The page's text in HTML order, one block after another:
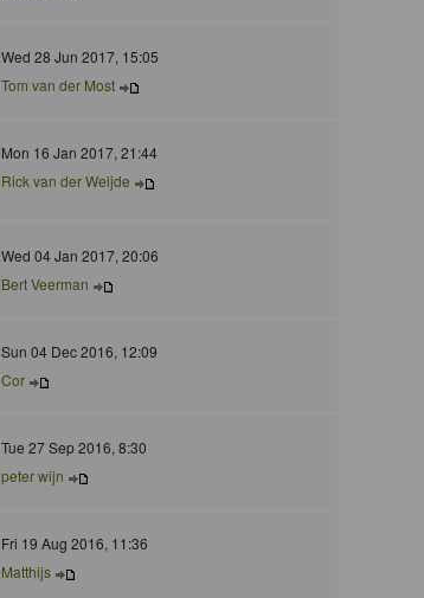
Wed 28 Jun 2017, 15:05
Tom van der Most
Mon 16 Jan 2017, 21:44
Rick van der Weijde
Wed 04 Jan 2017, 20:06
Bert Veerman
Sun 04 Dec 2016, 12:09
Cor
Tue 27 Sep 2016, 8:30
peter wijn
Fri 19 Aug 2016, 11:36
Matthijs